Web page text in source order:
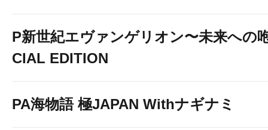
P新世紀エヴァンゲリオン〜未来への
CIAL EDITION
PA海物語 極JAPAN Withナギナミ